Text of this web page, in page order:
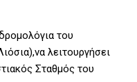
του
λειτουργήσει
Σταθμός του